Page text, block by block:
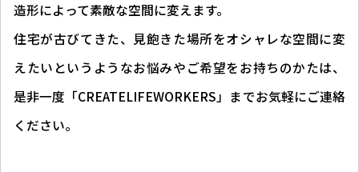
造形によって素敵な空間に変えます。
住宅が古びてきた、見飽きた場所をオシャレな空間に変
えたいというようなお悩みやご希望をお持ちのかたは、
是非一度「CREATELIFEWORKERS」までお気軽にご連絡
ください。